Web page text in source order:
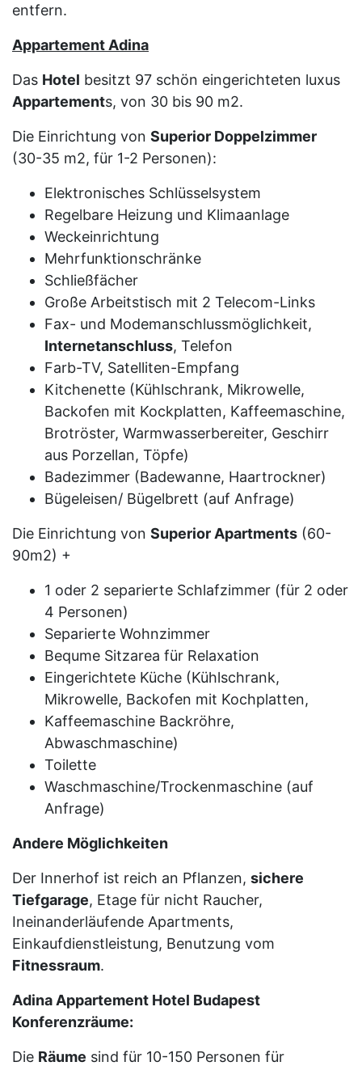
entfern.
Appartement Adina
Das Hotel besitzt 97 schön eingerichteten luxus
Appartements, von 30 bis 90 m2.
Die Einrichtung von Superior Doppelzimmer
(30-35 m2, für 1-2 Personen):
Elektronisches Schlüsselsystem
Regelbare Heizung und Klimaanlage
Weckeinrichtung
Mehrfunktionschränke
Schließfächer
Große Arbeitstisch mit 2 Telecom-Links
Fax- und Modemanschlussmöglichkeit,
Internetanschluss, Telefon
Farb-TV, Satelliten-Empfang
Kitchenette (Kühlschrank, Mikrowelle,
Backofen mit Kockplatten, Kaffeemaschine,
Brotröster, Warmwasserbereiter, Geschirr
aus Porzellan, Töpfe)
Badezimmer (Badewanne, Haartrockner)
Bügeleisen/ Bügelbrett (auf Anfrage)
Die Einrichtung von Superior Apartments (60-
90m2) +
1 oder 2 separierte Schlafzimmer (für 2 oder
4 Personen)
Separierte Wohnzimmer
Bequme Sitzarea für Relaxation
Eingerichtete Küche (Kühlschrank,
Mikrowelle, Backofen mit Kochplatten,
Kaffeemaschine Backröhre,
Abwaschmaschine)
Toilette
Waschmaschine/Trockenmaschine (auf
Anfrage)
Andere Möglichkeiten
Der Innerhof ist reich an Pflanzen, sichere
Tiefgarage, Etage für nicht Raucher,
Ineinanderläufende Apartments,
Einkaufdienstleistung, Benutzung vom
Fitnessraum.
Adina Appartement Hotel Budapest
Konferenzräume:
Die Räume sind für 10-150 Personen für